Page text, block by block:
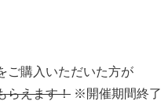
ご購入いただいた方が
らえます！ ※開催期間終了